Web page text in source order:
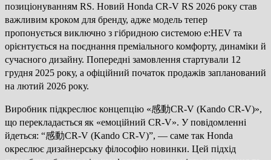
позиціонуванням RS. Новий Honda CR-V RS 2026 року став
важливим кроком для бренду, адже модель тепер
пропонується виключно з гібридною системою e:HEV та
орієнтується на поєднання преміального комфорту, динаміки й
сучасного дизайну. Попередні замовлення стартували 12
грудня 2025 року, а офіційний початок продажів запланований
на лютий 2026 року.
Виробник підкреслює концепцію «感動CR-V (Kando CR-V)»,
що перекладається як «емоційний CR-V». У повідомленні
йдеться: “感動CR-V (Kando CR-V)”, — саме так Honda
окреслює дизайнерську філософію новинки. Цей підхід